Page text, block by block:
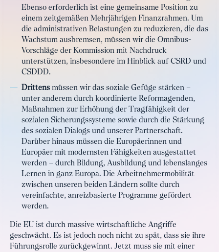
Ebenso erforderlich ist eine gemeinsame Position zu
einem zeitgemäßen Mehrjährigen Finanzrahmen. Um
die administrativen Belastungen zu reduzieren, die das
Wachstum ausbremsen, müssen wir die Omnibus-
Vorschläge der Kommission mit Nachdruck
unterstützen, insbesondere im Hinblick auf CSRD und
CSDDD.
Drittens müssen wir das soziale Gefüge stärken –
unter anderem durch koordinierte Reformagenden,
Maßnahmen zur Erhöhung der Tragfähigkeit der
sozialen Sicherungssysteme sowie durch die Stärkung
des sozialen Dialogs und unserer Partnerschaft.
Darüber hinaus müssen die Europäerinnen und
Europäer mit modernsten Fähigkeiten ausgestattet
werden – durch Bildung, Ausbildung und lebenslanges
Lernen in ganz Europa. Die Arbeitnehmermobilität
zwischen unseren beiden Ländern sollte durch
vereinfachte, anreizbasierte Programme gefördert
werden.
Die EU ist durch massive wirtschaftliche Angriffe
geschwächt. Es ist jedoch noch nicht zu spät, dass sie ihre
Führungsrolle zurückgewinnt. Jetzt muss sie mit einer